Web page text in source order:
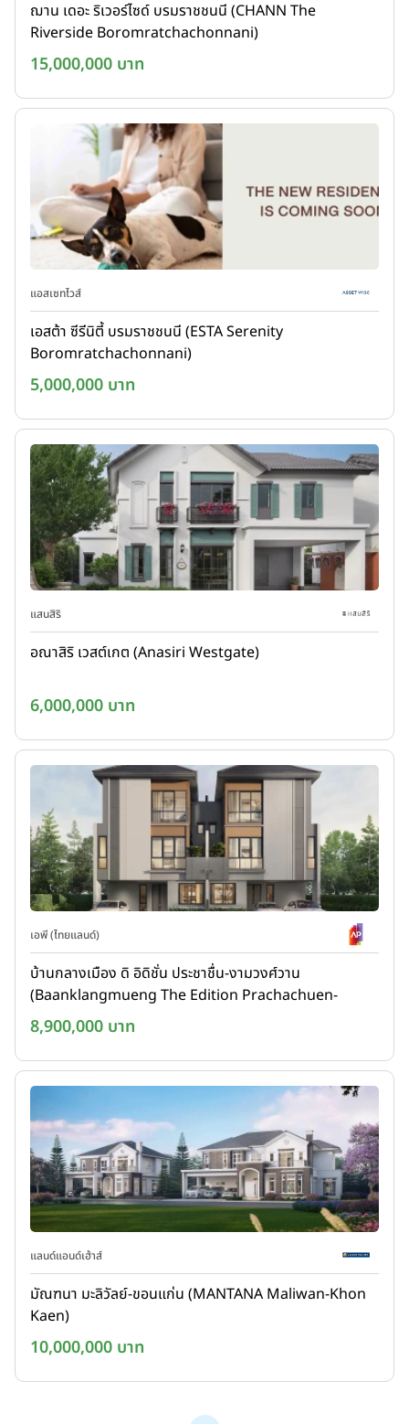
ฌาน เดอะ ริเวอร์ไซด์ บรมราชชนนี (CHANN The
Riverside Boromratchachonnani)
15,000,000 บาท
แอสเซทไวส์
เอสต้า ซีรีนิตี้ บรมราชชนนี (ESTA Serenity
Boromratchachonnani)
5,000,000 บาท
แสนสิริ
อณาสิริ เวสต์เกต (Anasiri Westgate)
6,000,000 บาท
เอพี (ไทยแลนด์)
บ้านกลางเมือง ดิ อิดิชั่น ประชาชื่น-งามวงศ์วาน
(Baanklangmueng The Edition Prachachuen-
Ngamwongwan)
8,900,000 บาท
แลนด์แอนด์เฮ้าส์
มัณฑนา มะลิวัลย์-ขอนแก่น (MANTANA Maliwan-Khon
Kaen)
10,000,000 บาท